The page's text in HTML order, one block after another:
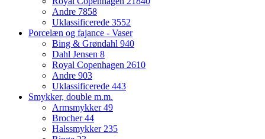
Andre 7858
Uklassificerede 3552
Porcelæn og fajance - Vaser
Bing & Grøndahl 940
Dahl Jensen 8
Royal Copenhagen 2610
Andre 903
Uklassificerede 443
Smykker, double m.m.
Armsmykker49
Brocher44
Halssmykker 235